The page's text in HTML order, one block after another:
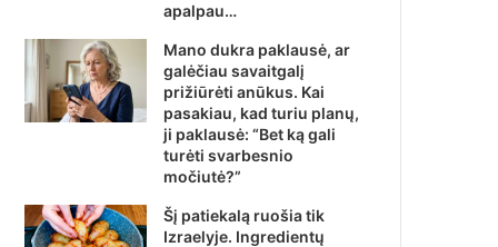
apalpau…
Mano dukra paklausė, ar
galėčiau savaitgalį
prižiūrėti anūkus. Kai
pasakiau, kad turiu planų,
ji paklausė: “Bet ką gali
turėti svarbesnio
močiutė?”
Šį patiekalą ruošia tik
Izraelyje. Ingredientų